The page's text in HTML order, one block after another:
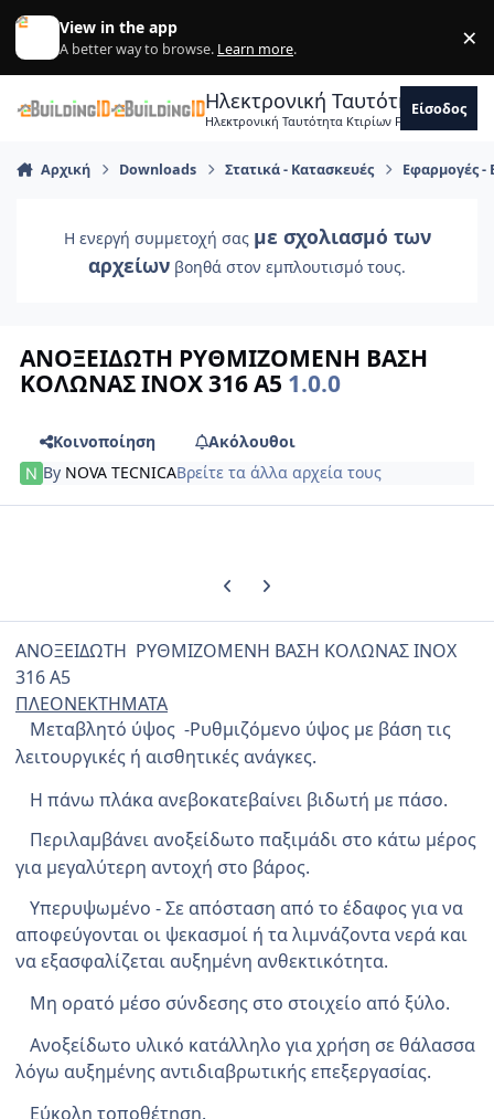
Skip to content
View in the app
A better way to browse. Learn more. ×
Ηλεκτρονική Ταυτότητα
Ηλεκτρονική Ταυτότητα Κτιρίων Forum
Είσοδος
Αρχική Downloads Στατικά - Κατασκευές Εφαρμογές -
Η ενεργή συμμετοχή σας με σχολιασμό των
αρχείων βοηθά στον εμπλουτισμό τους.
ΑΝΟΞΕΙΔΩΤΗ ΡΥΘΜΙΖΟΜΕΝΗ ΒΑΣΗ
ΚΟΛΩΝΑΣ ΙΝΟΧ 316 Α5 1.0.0
Κοινοποίηση
Ακόλουθοι
By NOVA TECNICAΒρείτε τα άλλα αρχεία τους
Previous carousel slide
Next carousel slide
ΑΝΟΞΕΙΔΩΤΗ ΡΥΘΜΙΖΟΜΕΝΗ ΒΑΣΗ ΚΟΛΩΝΑΣ ΙΝΟΧ
316 Α5
ΠΛΕΟΝΕΚΤΗΜΑΤΑ
Μεταβλητό ύψος -Ρυθμιζόμενο ύψος με βάση τις
λειτουργικές ή αισθητικές ανάγκες.
Η πάνω πλάκα ανεβοκατεβαίνει βιδωτή με πάσο.
Περιλαμβάνει ανοξείδωτο παξιμάδι στο κάτω μέρος
για μεγαλύτερη αντοχή στο βάρος.
Υπερυψωμένο - Σε απόσταση από το έδαφος για να
αποφεύγονται οι ψεκασμοί ή τα λιμνάζοντα νερά και
να εξασφαλίζεται αυξημένη ανθεκτικότητα.
Μη ορατό μέσο σύνδεσης στο στοιχείο από ξύλο.
Ανοξείδωτο υλικό κατάλληλο για χρήση σε θάλασσα
λόγω αυξημένης αντιδιαβρωτικής επεξεργασίας.
Εύκολη τοποθέτηση.